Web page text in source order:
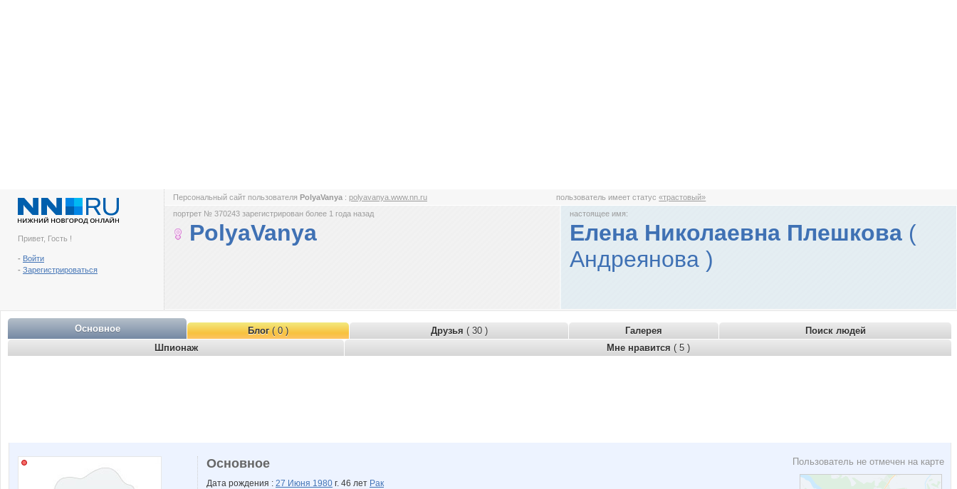
Привет, Гость !
- Войти
- Зарегистрироваться
Персональный сайт пользователя PolyaVanya : polyavanya.www.nn.ru пользователь имеет статус«трастовый»
портрет № 370243 зарегистрирован более 1 года назад
PolyaVanya
настоящее имя:
Елена Николаевна Плешкова (
Андреянова )
Основное Блог( 0 ) Друзья ( 30 ) Галерея
Поиск людей
Шпионаж
Мне нравится ( 5 )
Пользователь не отмечен на карте
Основное
Дата рождения : 27 Июня 1980 г. 46 лет Рак